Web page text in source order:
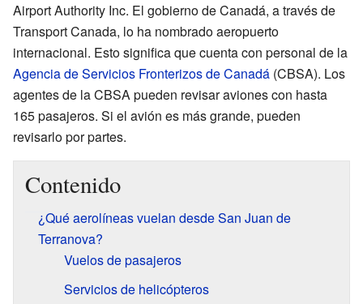
Airport Authority Inc. El gobierno de Canadá, a través de
Transport Canada, lo ha nombrado aeropuerto
internacional. Esto significa que cuenta con personal de la
Agencia de Servicios Fronterizos de Canadá (CBSA). Los
agentes de la CBSA pueden revisar aviones con hasta
165 pasajeros. Si el avión es más grande, pueden
revisarlo por partes.
Contenido
¿Qué aerolíneas vuelan desde San Juan de
Terranova?
Vuelos de pasajeros
Servicios de helicópteros